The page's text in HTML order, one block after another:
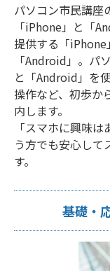
パソコン市民講座
「iPhone」と「
提供する「
「Android」。パ
と「Android」を
操作など、初歩か
内します。
「スマホに興味
う方でも安心して
す。
基礎・